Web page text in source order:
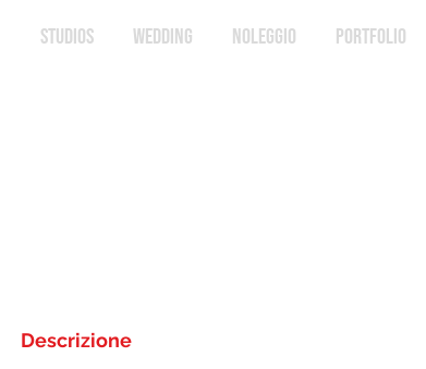
STUDIOS WEDDING NOLEGGIO PORTFOLIO
Descrizione